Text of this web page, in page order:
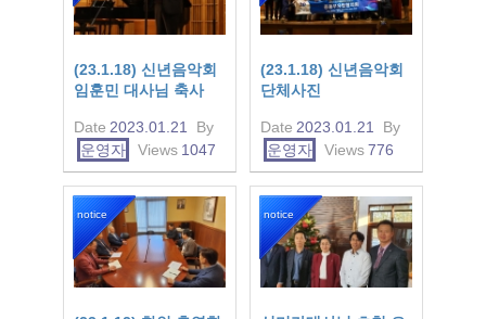
(23.1.18) 신년음악회
임훈민 대사님 축사
Date 2023.01.21
By
운영자
Views 1047
(23.1.18) 신년음악회
단체사진
Date 2023.01.21
By
운영자
Views776
notice notice